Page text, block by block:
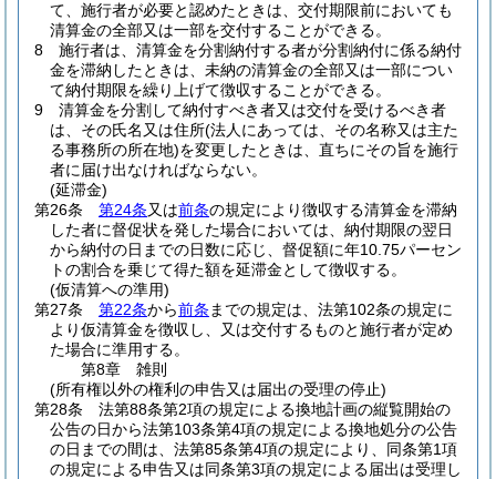
て、施行者が必要と認めたときは、交付期限前においても
清算金の全部又は一部を交付することができる。
8
施行者は、清算金を分割納付する者が分割納付に係る納付
金を滞納したときは、未納の清算金の全部又は一部につい
て納付期限を繰り上げて徴収することができる。
9
清算金を分割して納付すべき者又は交付を受けるべき者
は、その氏名又は住所(法人にあっては、その名称又は主た
る事務所の所在地)を変更したときは、直ちにその旨を施行
者に届け出なければならない。
(延滞金)
第26条
第24条又は前条の規定により徴収する清算金を滞納
した者に督促状を発した場合においては、納付期限の翌日
から納付の日までの日数に応じ、督促額に年10.75パーセン
トの割合を乗じて得た額を延滞金として徴収する。
(仮清算への準用)
第27条
第22条から前条 までの規定は、法第102条の規定に
より仮清算金を徴収し、又は交付するものと施行者が定め
た場合に準用する。
第8章
雑則
(所有権以外の権利の申告又は届出の受理の停止)
第28条
法第88条第2項の規定による換地計画の縦覧開始の
公告の日から法第103条第4項の規定による換地処分の公告
の日までの間は、法第85条第4項の規定により、同条第1項
の規定による申告又は同条第3項の規定による届出は受理し